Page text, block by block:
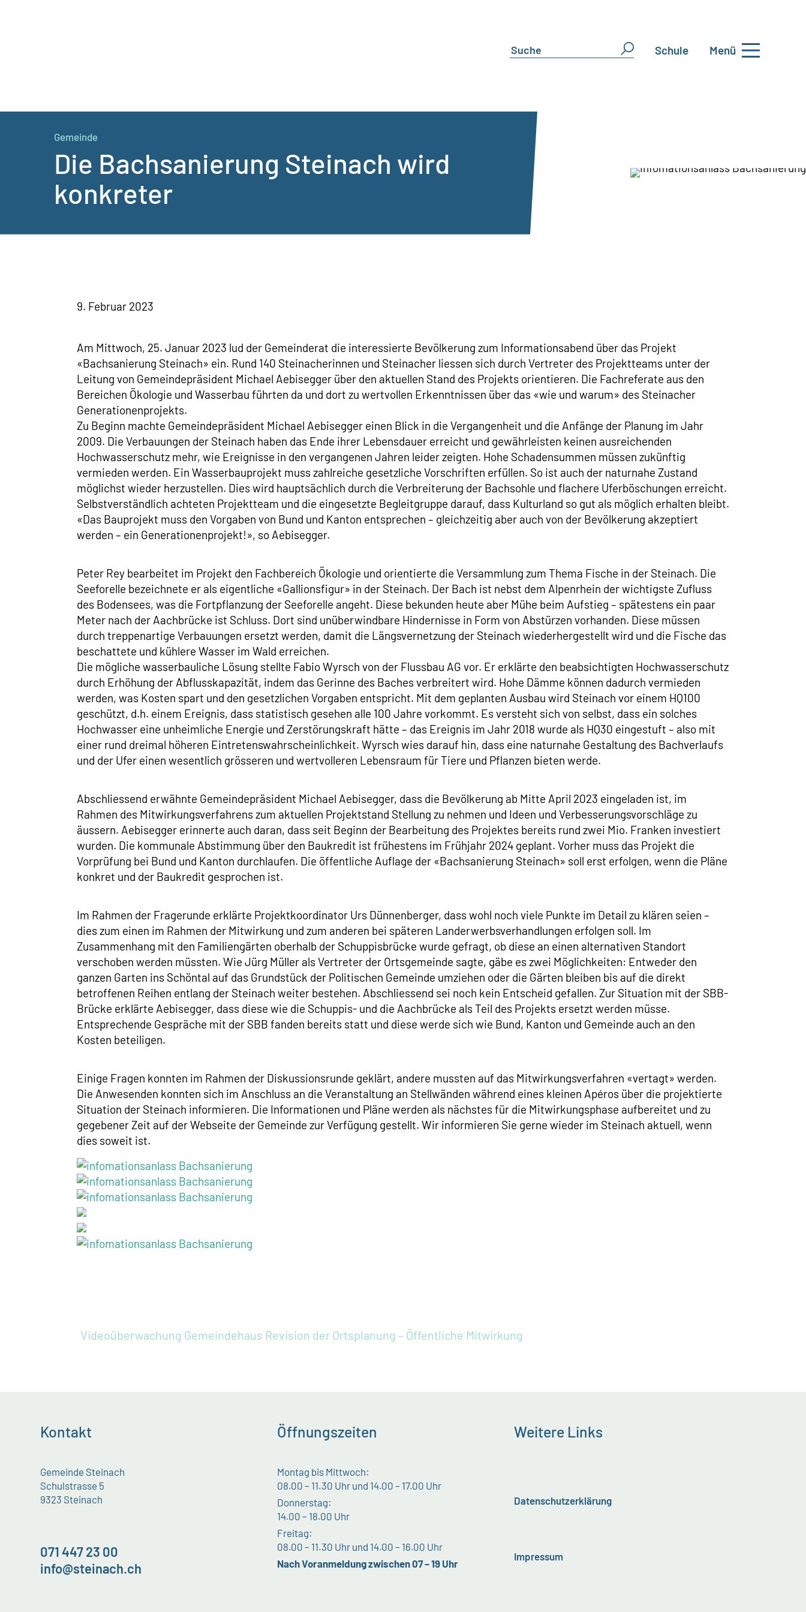
Schule Menü
Gemeinde
Die Bachsanierung Steinach wird
konkreter
9. Februar 2023
Am Mittwoch, 25. Januar 2023 lud der Gemeinderat die interessierte Bevölkerung zum Informationsabend über das Projekt
«Bachsanierung Steinach» ein. Rund 140 Steinacherinnen und Steinacher liessen sich durch Vertreter des Projektteams unter der
Leitung von Gemeindepräsident Michael Aebisegger über den aktuellen Stand des Projekts orientieren. Die Fachreferate aus den
Bereichen Ökologie und Wasserbau führten da und dort zu wertvollen Erkenntnissen über das «wie und warum» des Steinacher
Generationenprojekts.
Zu Beginn machte Gemeindepräsident Michael Aebisegger einen Blick in die Vergangenheit und die Anfänge der Planung im Jahr
2009. Die Verbauungen der Steinach haben das Ende ihrer Lebensdauer erreicht und gewährleisten keinen ausreichenden
Hochwasserschutz mehr, wie Ereignisse in den vergangenen Jahren leider zeigten. Hohe Schadensummen müssen zukünftig
vermieden werden. Ein Wasserbauprojekt muss zahlreiche gesetzliche Vorschriften erfüllen. So ist auch der naturnahe Zustand
möglichst wieder herzustellen. Dies wird hauptsächlich durch die Verbreiterung der Bachsohle und flachere Uferböschungen erreicht.
Selbstverständlich achteten Projektteam und die eingesetzte Begleitgruppe darauf, dass Kulturland so gut als möglich erhalten bleibt.
«Das Bauprojekt muss den Vorgaben von Bund und Kanton entsprechen – gleichzeitig aber auch von der Bevölkerung akzeptiert
werden – ein Generationenprojekt!», so Aebisegger.
Peter Rey bearbeitet im Projekt den Fachbereich Ökologie und orientierte die Versammlung zum Thema Fische in der Steinach. Die
Seeforelle bezeichnete er als eigentliche «Gallionsfigur» in der Steinach. Der Bach ist nebst dem Alpenrhein der wichtigste Zufluss
des Bodensees, was die Fortpflanzung der Seeforelle angeht. Diese bekunden heute aber Mühe beim Aufstieg – spätestens ein paar
Meter nach der Aachbrücke ist Schluss. Dort sind unüberwindbare Hindernisse in Form von Abstürzen vorhanden. Diese müssen
durch treppenartige Verbauungen ersetzt werden, damit die Längsvernetzung der Steinach wiederhergestellt wird und die Fische das
beschattete und kühlere Wasser im Wald erreichen.
Die mögliche wasserbauliche Lösung stellte Fabio Wyrsch von der Flussbau AG vor. Er erklärte den beabsichtigten Hochwasserschutz
durch Erhöhung der Abflusskapazität, indem das Gerinne des Baches verbreitert wird. Hohe Dämme können dadurch vermieden
werden, was Kosten spart und den gesetzlichen Vorgaben entspricht. Mit dem geplanten Ausbau wird Steinach vor einem HQ100
geschützt, d.h. einem Ereignis, dass statistisch gesehen alle 100 Jahre vorkommt. Es versteht sich von selbst, dass ein solches
Hochwasser eine unheimliche Energie und Zerstörungskraft hätte – das Ereignis im Jahr 2018 wurde als HQ30 eingestuft – also mit
einer rund dreimal höheren Eintretenswahrscheinlichkeit. Wyrsch wies darauf hin, dass eine naturnahe Gestaltung des Bachverlaufs
und der Ufer einen wesentlich grösseren und wertvolleren Lebensraum für Tiere und Pflanzen bieten werde.
Abschliessend erwähnte Gemeindepräsident Michael Aebisegger, dass die Bevölkerung ab Mitte April 2023 eingeladen ist, im
Rahmen des Mitwirkungsverfahrens zum aktuellen Projektstand Stellung zu nehmen und Ideen und Verbesserungsvorschläge zu
äussern. Aebisegger erinnerte auch daran, dass seit Beginn der Bearbeitung des Projektes bereits rund zwei Mio. Franken investiert
wurden. Die kommunale Abstimmung über den Baukredit ist frühestens im Frühjahr 2024 geplant. Vorher muss das Projekt die
Vorprüfung bei Bund und Kanton durchlaufen. Die öffentliche Auflage der «Bachsanierung Steinach» soll erst erfolgen, wenn die Pläne
konkret und der Baukredit gesprochen ist.
Im Rahmen der Fragerunde erklärte Projektkoordinator Urs Dünnenberger, dass wohl noch viele Punkte im Detail zu klären seien –
dies zum einen im Rahmen der Mitwirkung und zum anderen bei späteren Landerwerbsverhandlungen erfolgen soll. Im
Zusammenhang mit den Familiengärten oberhalb der Schuppisbrücke wurde gefragt, ob diese an einen alternativen Standort
verschoben werden müssten. Wie Jürg Müller als Vertreter der Ortsgemeinde sagte, gäbe es zwei Möglichkeiten: Entweder den
ganzen Garten ins Schöntal auf das Grundstück der Politischen Gemeinde umziehen oder die Gärten bleiben bis auf die direkt
betroffenen Reihen entlang der Steinach weiter bestehen. Abschliessend sei noch kein Entscheid gefallen. Zur Situation mit der SBB-
Brücke erklärte Aebisegger, dass diese wie die Schuppis- und die Aachbrücke als Teil des Projekts ersetzt werden müsse.
Entsprechende Gespräche mit der SBB fanden bereits statt und diese werde sich wie Bund, Kanton und Gemeinde auch an den
Kosten beteiligen.
Einige Fragen konnten im Rahmen der Diskussionsrunde geklärt, andere mussten auf das Mitwirkungsverfahren «vertagt» werden.
Die Anwesenden konnten sich im Anschluss an die Veranstaltung an Stellwänden während eines kleinen Apéros über die projektierte
Situation der Steinach informieren. Die Informationen und Pläne werden als nächstes für die Mitwirkungsphase aufbereitet und zu
gegebener Zeit auf der Webseite der Gemeinde zur Verfügung gestellt. Wir informieren Sie gerne wieder im Steinach aktuell, wenn
dies soweit ist.
Videoüberwachung Gemeindehaus Revision der Ortsplanung – Öffentliche Mitwirkung
Kontakt
Gemeinde Steinach
Schulstrasse 5
9323 Steinach
071 447 23 00
info@steinach.ch
Öffnungszeiten
Montag bis Mittwoch:
08.00 – 11.30 Uhr und 14.00 – 17.00 Uhr
Donnerstag:
14.00 – 18.00 Uhr
Freitag:
08.00 – 11.30 Uhr und 14.00 – 16.00 Uhr
Nach Voranmeldung zwischen 07 – 19 Uhr
Weitere Links
Datenschutzerklärung
Impressum